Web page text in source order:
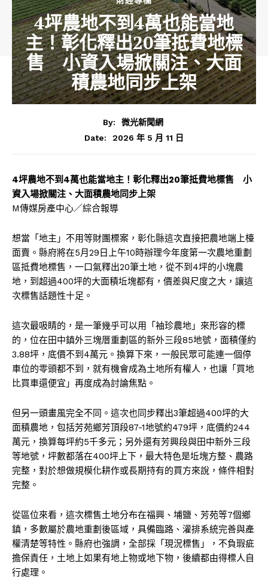
4坪農地不到4萬也能當地
主！彰化釋出20筆抵費地標
售 小資入場掀關注、大面
積農地同步上架
By:
微光新聞網
Date:
2026 年 5 月 11 日
4坪農地不到4萬也能當地主！彰化釋出20筆抵費地標售 小
資入場掀關注、大面積農地同步上架
M傳媒房產中心／綜合報導
想當「地主」不用等財團標案，彰化縣這次直接把農地端上檯
面賣。縣府將在5月29日上午10時辦理今年度第一次農地重劃
區抵費地標售，一口氣釋出20筆土地，從不到4坪的小塊農
地，到超過400坪的大面積坵塊都有，價差與尺度之大，讓這
次標售話題性十足。
這次最吸睛的，是一筆幾乎可以用「袖珍農地」來形容的標
的，位在田中鎮外三塊厝重劃區的新外三段85地號，面積僅約
3.88坪，底價不到4萬元。換算下來，一般民眾可能連一個停
車位的零頭都不到，就有機會成為土地所有權人，也讓「買地
比買車還便宜」再度成為討論焦點。
但另一頭畫風完全不同。這次也同步釋出3筆超過400坪的大
面積農地，包括芳苑鄉芳頂段87-1地號約479坪，底價約244
萬元，換算每坪約5千多元；另外還有芳興段與田中新外三段
等地號，坪數都落在400坪上下，最大特色是坵塊方整、農路
完整，對於想做規模化耕作或長期持有的買方來說，條件相對
完整。
從區位來看，這次標售土地分布在福興、埔鹽、芳苑等7個鄉
鎮，多數屬於農地重劃後區域，具備臨路、灌排系統完善與產
權清楚等特性。縣府也強調，全部採「現況標售」，不負瑕疵
擔保責任，土地上如果有地上物或地下物，後續都由得標人自
行處理。